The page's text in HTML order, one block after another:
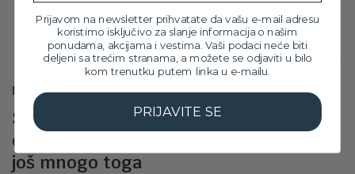
Prijavite se na newsletter
Šaljemo Vam poruke sa informacijama
o novim proizvodima, rasprodajama i
još mnogo toga
Prijavom na newsletter prihvatate da vašu e-mail adresu
koristimo isključivo za slanje informacija o našim
ponudama, akcijama i vestima. Vaši podaci neće biti
deljeni sa trećim stranama, a možete se odjaviti u bilo
kom trenutku putem linka u e-mailu.
PRIJAVITE SE